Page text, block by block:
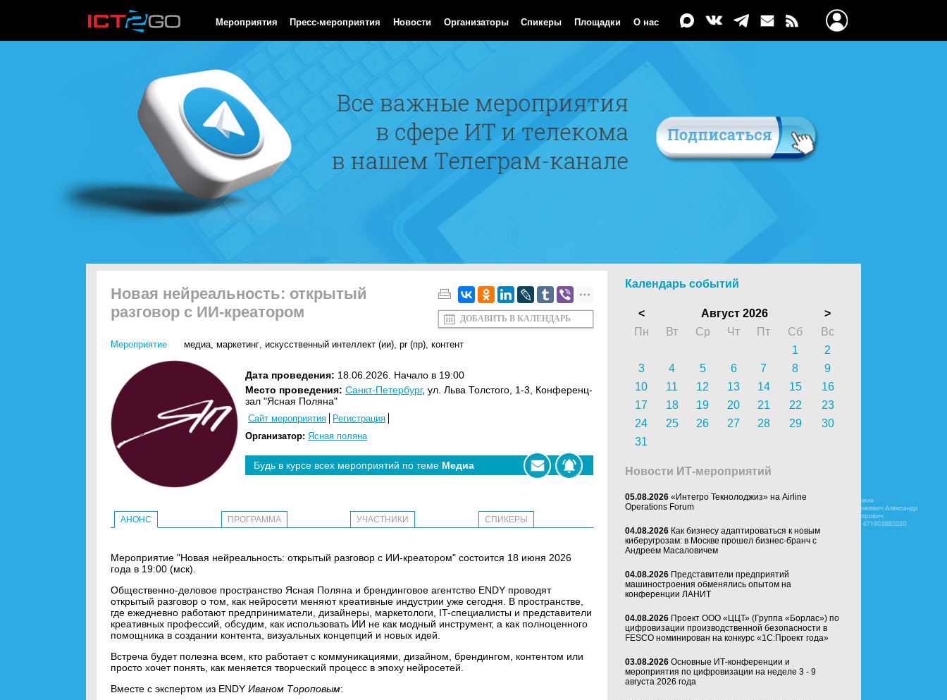
Мероприятия Пресс-мероприятия Новости Организаторы Спикеры Площадки О нас
Новая нейреальность: открытый
разговор с ИИ-креатором
ДОБАВИТЬ В КАЛЕНДАРЬ
Мероприятие медиа, маркетинг, искусственный интеллект (ии), pr (пр), контент
Дата проведения: 18.06.2026. Начало в 19:00
Место проведения: Санкт-Петербург, ул. Льва Толстого, 1-3, Конференц-
зал "Ясная Поляна"
Сайт мероприятия
Регистрация
Организатор: Ясная поляна
Будь в курсе всех мероприятий по теме Медиа
АНОНС ПРОГРАММА УЧАСТНИКИ СПИКЕРЫ
Мероприятие "Новая нейреальность: открытый разговор с ИИ-креатором" состоится 18 июня 2026
года в 19:00 (мск).
Общественно-деловое пространство Ясная Поляна и брендинговое агентство ENDY проводят
открытый разговор о том, как нейросети меняют креативные индустрии уже сегодня. В пространстве,
где ежедневно работают предприниматели, дизайнеры, маркетологи, IT-специалисты и представители
креативных профессий, обсудим, как использовать ИИ не как модный инструмент, а как полноценного
помощника в создании контента, визуальных концепций и новых идей.
Встреча будет полезна всем, кто работает с коммуникациями, дизайном, брендингом, контентом или
просто хочет понять, как меняется творческий процесс в эпоху нейросетей.
Вместе с экспертом из ENDY Иваном Тороповым:
Календарь событий
< Август 2026
>
Пн
Вт Ср Чт Пт Сб
Вс
1
2
3
4 5 6 7 8
9
10
11 12 13 14 15
16
17
18 19 20 21 22
23
24
25 26 27 28 29
30
31
Новости ИТ-мероприятий
05.08.2026 «Интегро Текнолоджиз» на Airline
Operations Forum
04.08.2026 Как бизнесу адаптироваться к новым
киберугрозам: в Москве прошел бизнес-бранч с
Андреем Масаловичем
04.08.2026 Представители предприятий
машиностроения обменялись опытом на
конференции ЛАНИТ
04.08.2026 Проект ООО «ЦЦТ» (Группа «Борлас») по
цифровизации производственной безопасности в
FESCO номинирован на конкурс «1С:Проект года»
03.08.2026 Основные ИТ-конференции и
мероприятия по цифровизации на неделе 3 - 9
августа 2026 года